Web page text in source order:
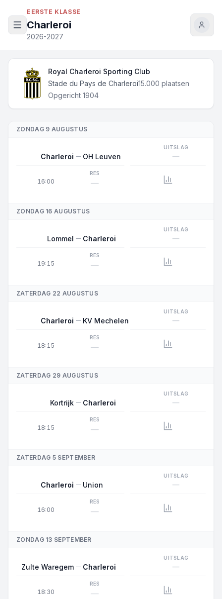
EERSTE KLASSE
Charleroi
2026-2027
Volledige naam
Royal Charleroi Sporting Club
Stadion
Stade du Pays de CharleroiCapaciteit
15.000 plaatsen
Opgericht
Opgericht 1904
ZONDAG 9 AUGUSTUS
16:00
Charleroi OH Leuven
UITSLAG
—
RES
—
ZONDAG 16 AUGUSTUS
19:15
Lommel Charleroi
UITSLAG
—
RES
—
ZATERDAG 22 AUGUSTUS
18:15
Charleroi KV Mechelen
UITSLAG
—
RES
—
ZATERDAG 29 AUGUSTUS
18:15
Kortrijk Charleroi
UITSLAG
—
RES
—
ZATERDAG 5 SEPTEMBER
16:00
Charleroi Union
UITSLAG
—
RES
—
ZONDAG 13 SEPTEMBER
18:30
Zulte Waregem Charleroi
UITSLAG
—
RES
—